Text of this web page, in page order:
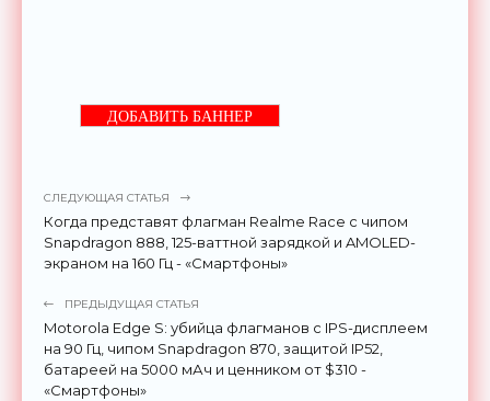
ДОБАВИТЬ БАННЕР
СЛЕДУЮЩАЯ СТАТЬЯ
Когда представят флагман Realme Race с чипом
Snapdragon 888, 125-ваттной зарядкой и AMOLED-
экраном на 160 Гц - «Смартфоны»
ПРЕДЫДУЩАЯ СТАТЬЯ
Motorola Edge S: убийца флагманов с IPS-дисплеем
на 90 Гц, чипом Snapdragon 870, защитой IP52,
батареей на 5000 мАч и ценником от $310 -
«Смартфоны»